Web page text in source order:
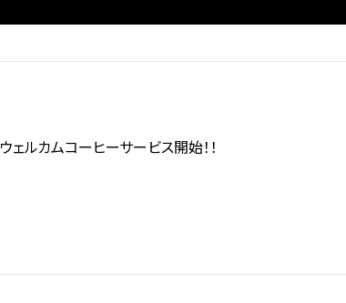
ウェルカムコーヒーサービス開始！！